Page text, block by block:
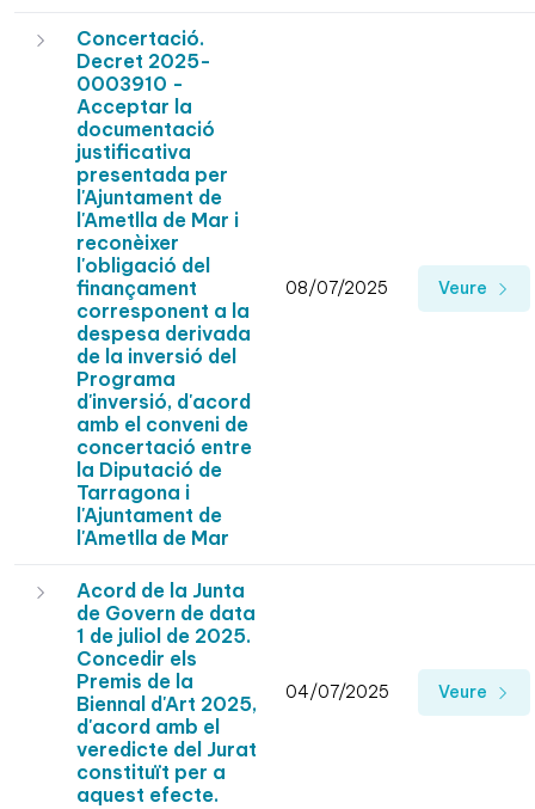
Concertació.
Decret 2025-
0003910 -
Acceptar la
documentació
justificativa
presentada per
l'Ajuntament de
l'Ametlla de Mar i
reconèixer
l'obligació del
finançament
corresponent a la
despesa derivada
de la inversió del
Programa
d'inversió, d'acord
amb el conveni de
concertació entre
la Diputació de
Tarragona i
l'Ajuntament de
l'Ametlla de Mar
08/07/2025 Veure
Acord de la Junta
de Govern de data
1 de juliol de 2025.
Concedir els
Premis de la
Biennal d'Art 2025,
d'acord amb el
veredicte del Jurat
constituït per a
aquest efecte.
04/07/2025 Veure